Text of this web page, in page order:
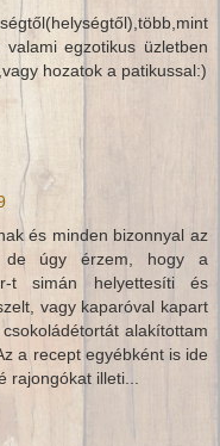
egzotikus üzletben
hozatok a patikussal:)
és minden bizonnyal az
de úgy érzem, hogy a
t simán helyettesíti és
vagy kaparóval kapart
alakítottam
a recept egyébként is ide
rajongókat illeti...